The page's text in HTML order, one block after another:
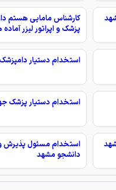
کارشناس مامایی هستم
پزشک و اپراتور لیزر
استخدام دستیار
استخدام دستیار
استخدام مسئول
دانشجو مشهد